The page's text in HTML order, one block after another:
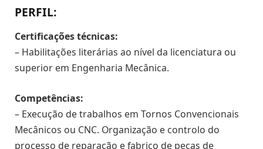
PERFIL:
Certificações técnicas:
– Habilitações literárias ao nível da licenciatura ou
superior em Engenharia Mecânica.
Competências:
– Execução de trabalhos em Tornos Convencionais
Mecânicos ou CNC. Organização e controlo do
processo de reparação e fabrico de peças de